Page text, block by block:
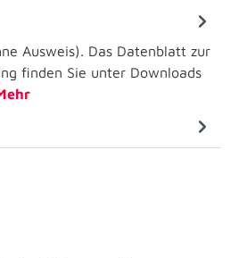
Ausweis). Das Datenblatt zur
finden Sie unter Downloads